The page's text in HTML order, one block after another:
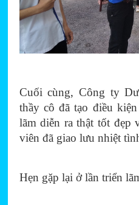
Cuối cùng, Công ty
thầy cô đã tạo điều
lãm diễn ra thật tốt đẹp
viên đã giao lưu nhiệt
Hẹn gặp lại ở lần triển